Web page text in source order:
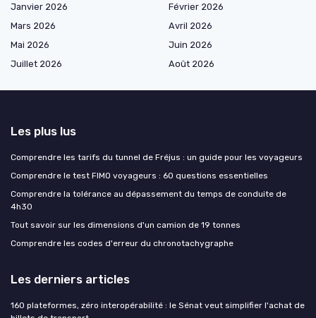
Janvier 2026
Février 2026
Mars 2026
Avril 2026
Mai 2026
Juin 2026
Juillet 2026
Août 2026
Les plus lus
Comprendre les tarifs du tunnel de Fréjus : un guide pour les voyageurs
Comprendre le test FIMO voyageurs : 60 questions essentielles
Comprendre la tolérance au dépassement du temps de conduite de
4h30
Tout savoir sur les dimensions d'un camion de 19 tonnes
Comprendre les codes d'erreur du chronotachygraphe
Les derniers articles
160 plateformes, zéro interopérabilité : le Sénat veut simplifier l'achat de